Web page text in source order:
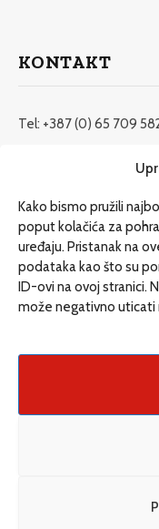
Kako bismo pružili
poput kolačića za
uređaju. Pristanak na
podataka kao što su
ID-ovi na ovoj stranici.
može negativno uticati
KONTAKT
Tel: +387 (0) 65 709
redakcija@etrafika.net
Dosije
Drugi pišu
Društvo